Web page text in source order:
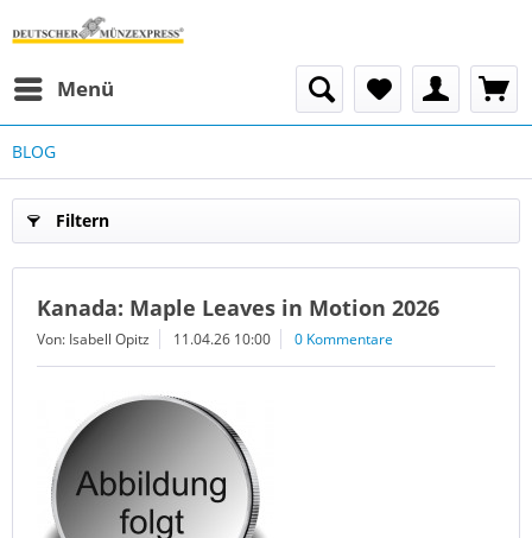
Menü
BLOG
Filtern
Kanada: Maple Leaves in Motion 2026
Von: Isabell Opitz 11.04.26 10:00 0 Kommentare